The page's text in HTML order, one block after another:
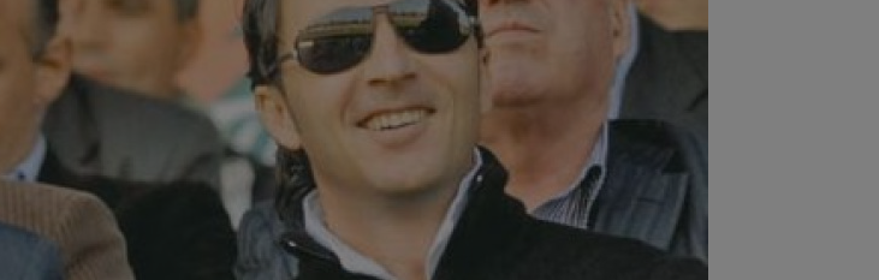
Începe scandalul: Frenkie De
Jong a refuzat-o pe Barcelona!
15:36
Gata să spună ”da” pentru